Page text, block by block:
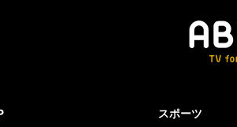
スポーツ